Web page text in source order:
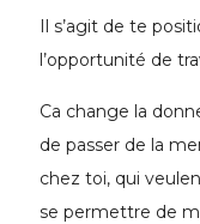
Il s’agit de te
l’opportunité de
Ca change la
de passer de la
chez toi, qui
se permettre de